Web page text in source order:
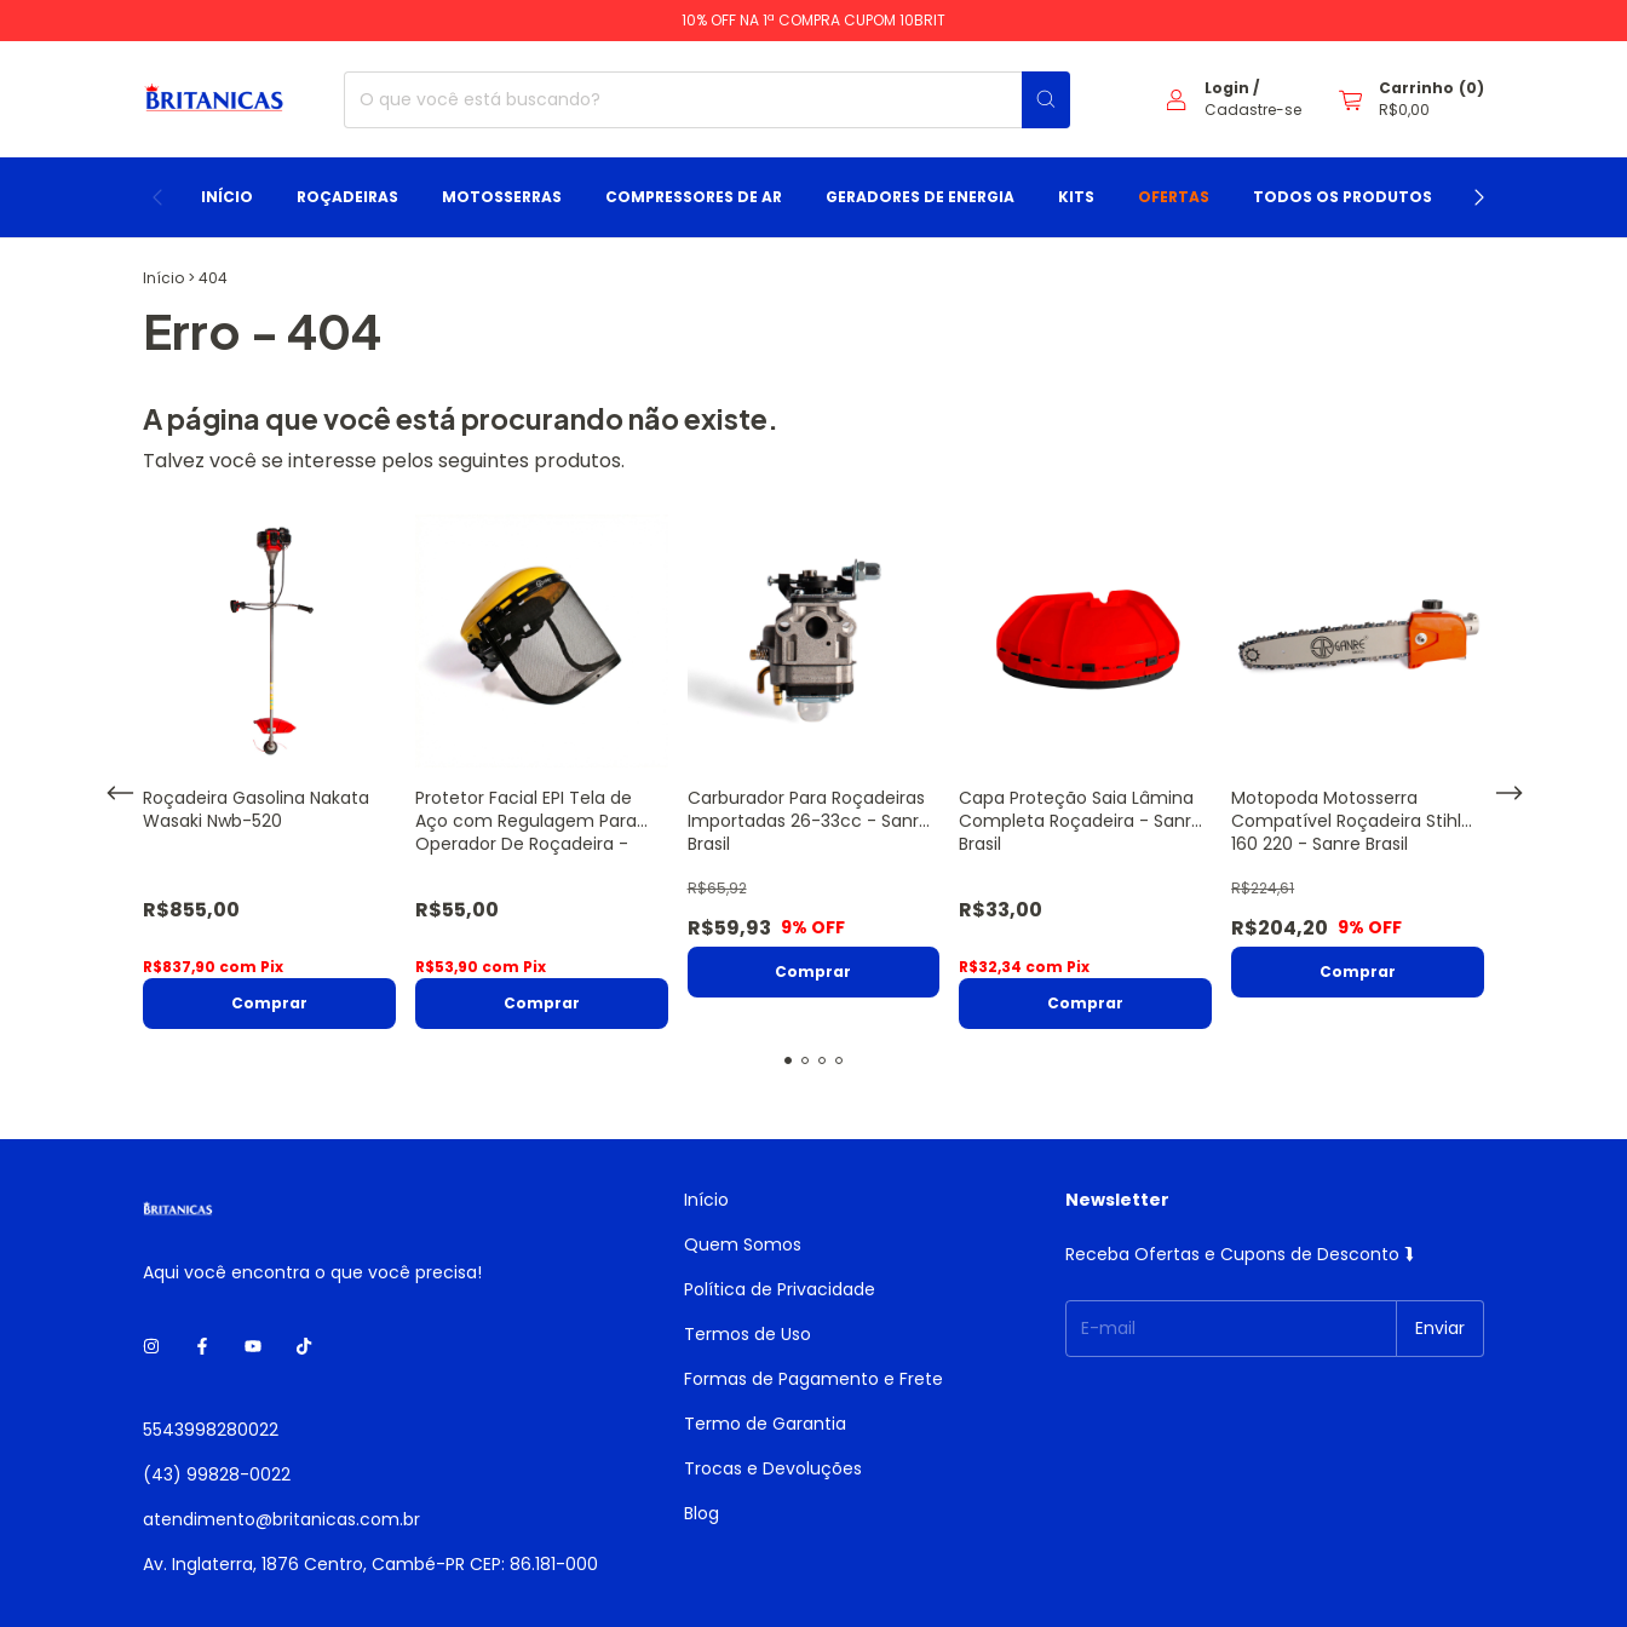
10% OFF NA 1ª COMPRA CUPOM 10BRIT
Login /
Cadastre-se
Carrinho (0)
R$0,00
INÍCIO ROÇADEIRAS MOTOSSERRAS COMPRESSORES DE AR GERADORES DE ENERGIA KITS OFERTAS TODOS OS PRODUTOS BLOG
Início > 404
Erro - 404
A página que você está procurando não existe.
Talvez você se interesse pelos seguintes produtos.
Dcm6a Para
Roçadeira Gasolina Nakata
Wasaki Nwb-520
R$855,00
R$837,90 com Pix
Protetor Facial EPI Tela de
Aço com Regulagem Para
Operador De Roçadeira -
R$55,00
R$53,90 com Pix
Carburador Para Roçadeiras
Importadas 26-33cc - Sanre
Brasil
R$59,93
R$65,92
9% OFF
Capa Proteção Saia Lâmina
Completa Roçadeira - Sanre
Brasil
R$33,00
R$32,34 com Pix
Motopoda Motosserra
Compatível Roçadeira Stihl
160 220 - Sanre Brasil
R$204,20
R$224,61
9% OFF
Regulador
Aqui você encontra o que você precisa!
5543998280022
(43) 99828-0022
atendimento@britanicas.com.br
Av. Inglaterra, 1876 Centro, Cambé-PR CEP: 86.181-000
Início
Quem Somos
Política de Privacidade
Termos de Uso
Formas de Pagamento e Frete
Termo de Garantia
Trocas e Devoluções
Blog
Newsletter
Receba Ofertas e Cupons de Desconto ⮯